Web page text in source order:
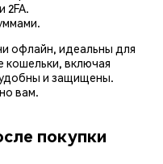
2FA.
офлайн, идеальны для
кошельки, включая
и защищены.
вам.
покупки